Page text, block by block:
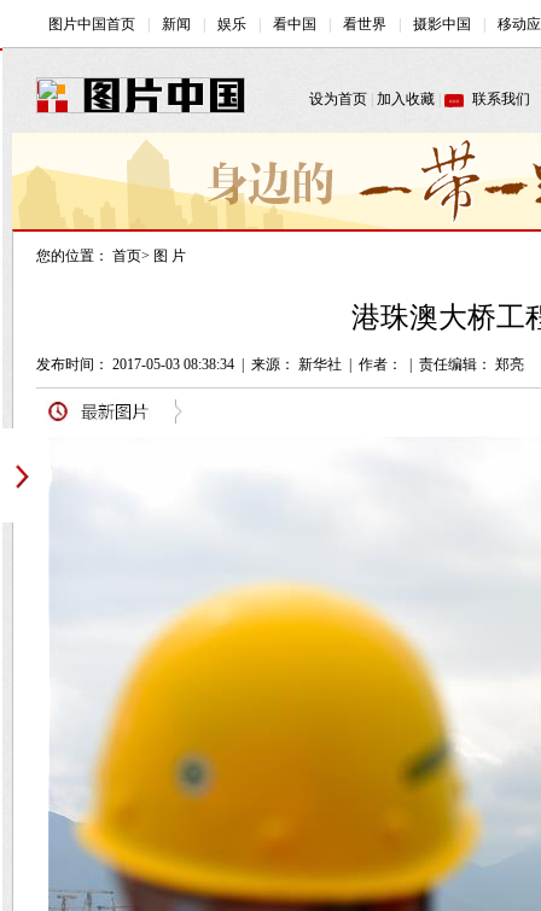
您的位置： 首页> 图 片
港珠澳大桥工
发布时间： 2017-05-03 08:38:34 来源： 新华社 作者： 责任编辑： 郑亮